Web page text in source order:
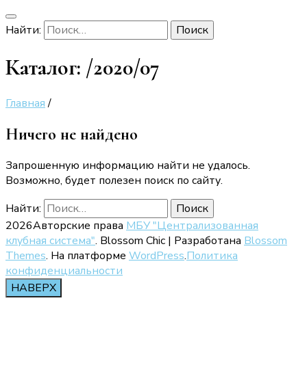
Найти:
Каталог: /2020/07
Главная /
Ничего не найдено
Запрошенную информацию найти не удалось.
Возможно, будет полезен поиск по сайту.
Найти:
2026Авторские права МБУ "Централизованная
клубная система". Blossom Chic | Разработана Blossom
Themes. На платформе WordPress.Политика
конфиденциальности
НАВЕРХ